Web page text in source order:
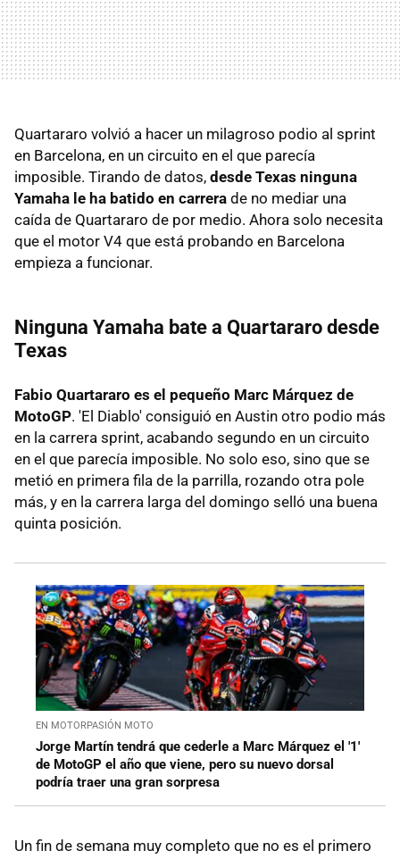
Quartararo volvió a hacer un milagroso podio al sprint
en Barcelona, en un circuito en el que parecía
imposible. Tirando de datos, desde Texas ninguna
Yamaha le ha batido en carrera de no mediar una
caída de Quartararo de por medio. Ahora solo necesita
que el motor V4 que está probando en Barcelona
empieza a funcionar.
Ninguna Yamaha bate a Quartararo desde
Texas
Fabio Quartararo es el pequeño Marc Márquez de
MotoGP. 'El Diablo' consiguió en Austin otro podio más
en la carrera sprint, acabando segundo en un circuito
en el que parecía imposible. No solo eso, sino que se
metió en primera fila de la parrilla, rozando otra pole
más, y en la carrera larga del domingo selló una buena
quinta posición.
EN MOTORPASIÓN MOTO
Jorge Martín tendrá que cederle a Marc Márquez el '1'
de MotoGP el año que viene, pero su nuevo dorsal
podría traer una gran sorpresa
Un fin de semana muy completo que no es el primero